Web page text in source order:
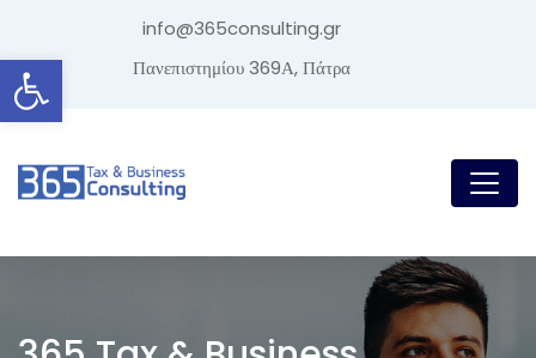
Ανοίξτε τη γραμμή εργαλείων
info@365consulting.gr
Πανεπιστημίου 369Α, Πάτρα